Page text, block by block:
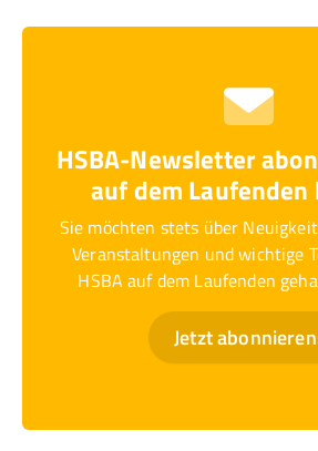
HSBA-Newsletter
auf dem
Sie möchten stets über
Veranstaltungen und wichtige
HSBA auf dem Laufenden
Jetzt